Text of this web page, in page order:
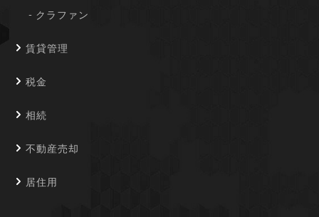
クラファン
賃貸管理
税金
相続
不動産売却
居住用